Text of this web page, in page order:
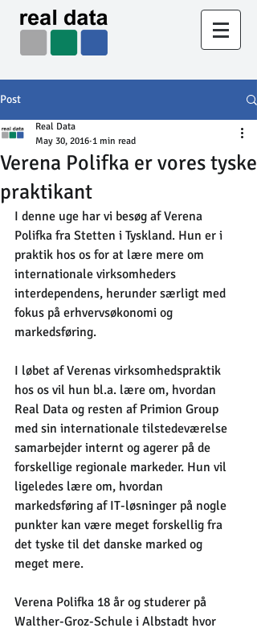
Post
Verena Polifka er vores tyske
praktikant
Real Data
May 30, 2016 1 min read
I denne uge har vi besøg af Verena
Polifka fra Stetten i Tyskland. Hun er i
praktik hos os for at lære mere om
internationale virksomheders
interdependens, herunder særligt med
fokus på erhvervsøkonomi og
markedsføring.
I løbet af Verenas virksomhedspraktik
hos os vil hun bl.a. lære om, hvordan
Real Data og resten af Primion Group
med sin internationale tilstedeværelse
samarbejder internt og agerer på de
forskellige regionale markeder. Hun vil
ligeledes lære om, hvordan
markedsføring af IT-løsninger på nogle
punkter kan være meget forskellig fra
det tyske til det danske marked og
meget mere.
Verena Polifka 18 år og studerer på
Walther-Groz-Schule i Albstadt hvor